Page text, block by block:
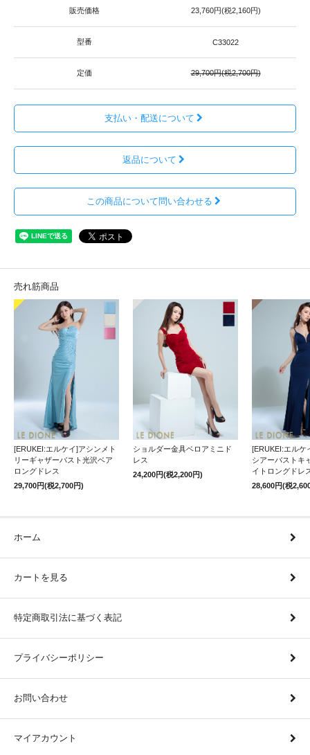
販売価格 23,760円(税2,160円)
型番 C33022
定価 29,700円(税2,700円)
支払い・配送について
返品について
この商品について問い合わせる
売れ筋商品
[ERUKEI:エルケイ]アシンメト
リーギャザーバスト光沢ベア
ロングドレス
29,700円(税2,700円)
ショルダー金具ベロアミニド
レス
24,200円(税2,200円)
[ERUKEI:エルケ
シアーバストキ
イトロングドレ
28,600円(税
ホーム
カートを見る
特定商取引法に基づく表記
プライバシーポリシー
お問い合わせ
マイアカウント